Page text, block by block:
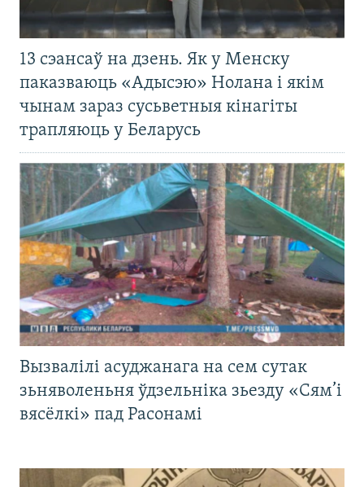
13 сэансаў на дзень. Як у Менску
паказваюць «Адысэю» Нолана і якім
чынам зараз сусьветныя кінагіты
трапляюць у Беларусь
Вызвалілі асуджанага на сем сутак
зьняволеньня ўдзельніка зьезду «Сям’і
вясёлкі» пад Расонамі